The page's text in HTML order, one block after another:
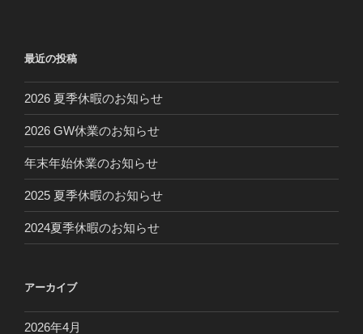
最近の投稿
2026 夏季休暇のお知らせ
2026 GW休業のお知らせ
年末年始休業のお知らせ
2025 夏季休暇のお知らせ
2024夏季休暇のお知らせ
アーカイブ
2026年4月